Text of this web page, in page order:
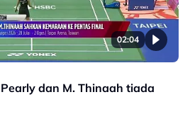
02:04
dan M. Thinaah tiada